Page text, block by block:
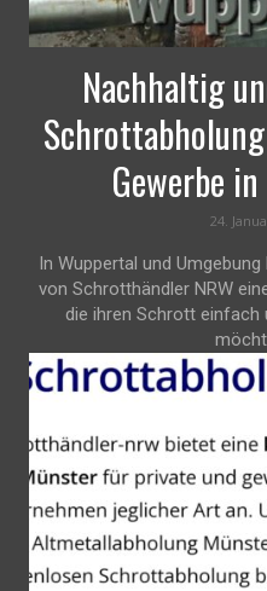
Nachhaltig
Gewerbe
24.
In Wuppertal und
von Schrotthändler NRW
die ihren Schrott